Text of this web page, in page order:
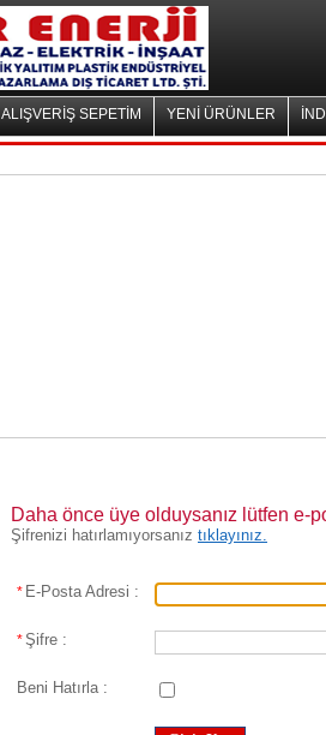
ALIŞVERİŞ SEPETİM YENİ ÜRÜNLER
Daha önce üye olduysanız lütfen e-
Şifrenizi hatırlamıyorsanız tıklayınız.
* E-Posta Adresi :
*Şifre :
Beni Hatırla :